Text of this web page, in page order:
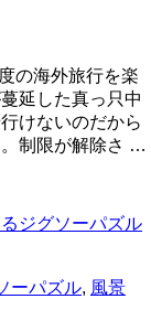
の海外旅行を楽
延した真っ只中
けないのだから
制限が解除さ …
ジグソーパズル
ーパズル, 風景